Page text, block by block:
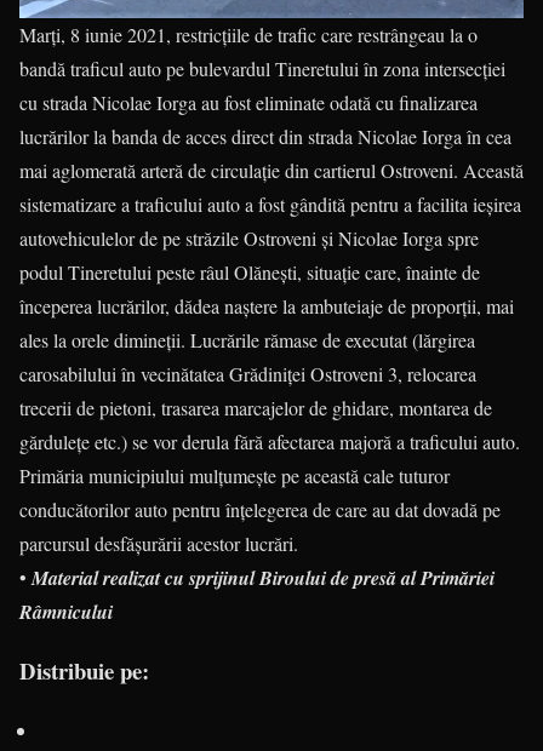
Marţi, 8 iunie 2021, restricţiile de trafic care restrângeau la o
bandă traficul auto pe bulevardul Tineretului în zona intersecţiei
cu strada Nicolae Iorga au fost eliminate odată cu finalizarea
lucrărilor la banda de acces direct din strada Nicolae Iorga în cea
mai aglomerată arteră de circulaţie din cartierul Ostroveni. Această
sistematizare a traficului auto a fost gândită pentru a facilita ieşirea
autovehiculelor de pe străzile Ostroveni şi Nicolae Iorga spre
podul Tineretului peste râul Olăneşti, situaţie care, înainte de
începerea lucrărilor, dădea naştere la ambuteiaje de proporţii, mai
ales la orele dimineţii. Lucrările rămase de executat (lărgirea
carosabilului în vecinătatea Grădiniţei Ostroveni 3, relocarea
trecerii de pietoni, trasarea marcajelor de ghidare, montarea de
gărduleţe etc.) se vor derula fără afectarea majoră a traficului auto.
Primăria municipiului mulţumeşte pe această cale tuturor
conducătorilor auto pentru înţelegerea de care au dat dovadă pe
parcursul desfăşurării acestor lucrări.
•Material realizat cu sprijinul Biroului de presă al Primăriei
Râmnicului
Distribuie pe: